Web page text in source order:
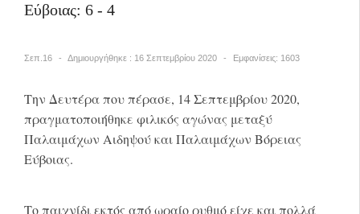
Εύβοιας: 6 - 4
Σεπ.16 Δημιουργήθηκε : 16 Σεπτεμβρίου 2020 Εμφανίσεις: 1603
Την Δευτέρα που πέρασε, 14 Σεπτεμβρίου 2020,
πραγματοποιήθηκε φιλικός αγώνας μεταξύ
Παλαιμάχων Αιδηψού και Παλαιμάχων Βόρειας
Εύβοιας.
Το παιχνίδι εκτός από ωραίο ρυθμό είχε και πολλά